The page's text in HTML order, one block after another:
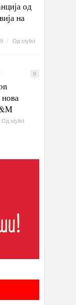
од
на
/ Од stylist
0
нова
Од stylist